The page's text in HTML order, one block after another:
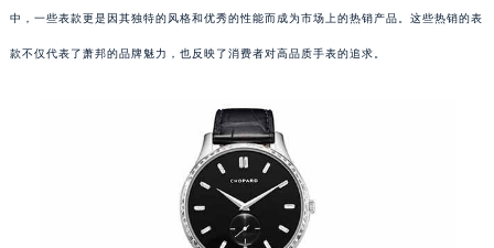
中，一些表款更是因其独特的风格和优秀的性能而成为市场上的热销产品。这些热销的表
款不仅代表了萧邦的品牌魅力，也反映了消费者对高品质手表的追求。